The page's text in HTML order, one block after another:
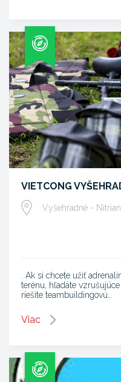
VIETCONG
Vyšehradné -
. Ak si chcete užiť
terénu, hľadáte
riešite teambuildingovú…
Viac